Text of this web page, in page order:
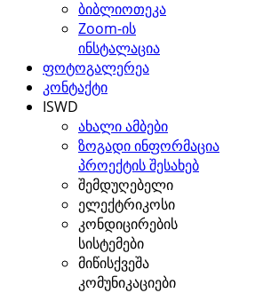
ბიბლიოთეკა
Zoom-ის
ინსტალაცია
ფოტოგალერეა
კონტაქტი
ISWD
ახალი ამბები
ზოგადი ინფორმაცია
პროექტის შესახებ
შემდუღებელი
ელექტრიკოსი
კონდიცირების
სისტემები
მიწისქვეშა
კომუნიკაციები